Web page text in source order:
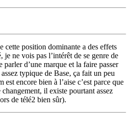
cette position dominante a des effets
je ne vois pas l’intérêt de se genre de
parler d’une marque et la faire passer
typique de Base, ça fait un peu
encore bien à l’aise c’est parce que
changement, il existe pourtant assez
de télé2 bien sûr).